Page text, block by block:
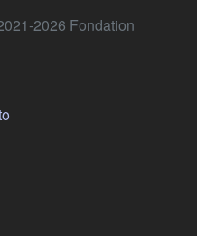
2026 Fondation